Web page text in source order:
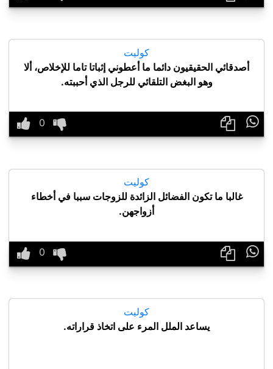
كوليت
أصدقائي الحقيقيون دائما ما أعطوني إثباتا تاما للإخلاص، ألا
وهو البغض التلقائي للرجل الذي أحببته.

كوليت
غالبا ما تكون الفضائل الزائدة للزوجات سببا في أخطاء
أزواجهن.

كوليت
يساعد الملل المرء على اتخاذ قراراته.